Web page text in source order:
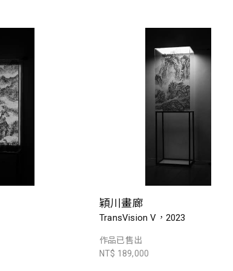
穎川畫廊
TransVision V，2023
作品已售出
NT$ 189,000